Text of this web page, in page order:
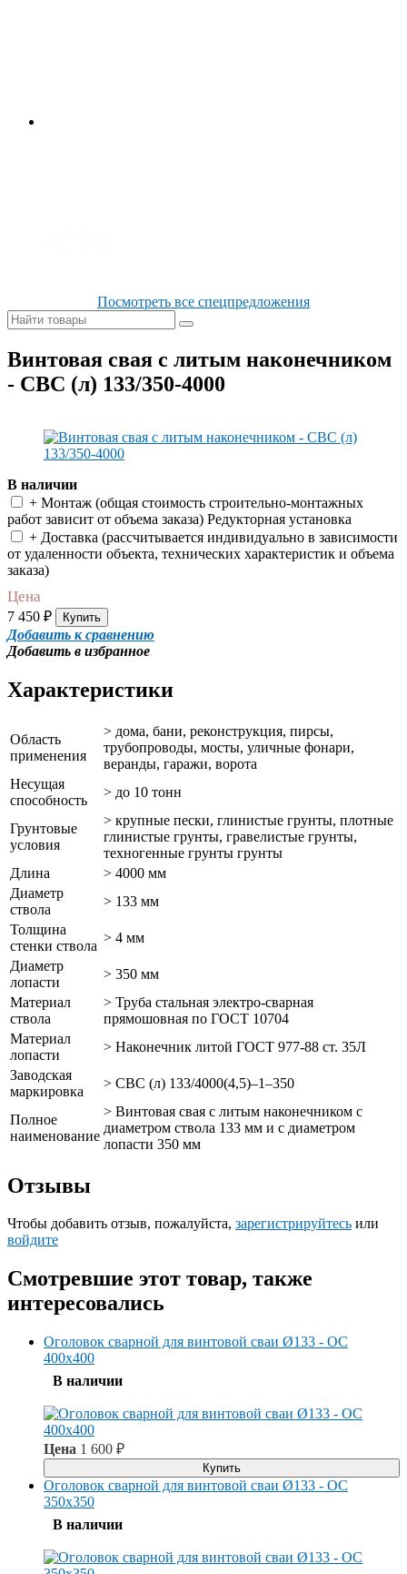
Посмотреть все спецпредложения
Винтовая свая с литым наконечником
- СВС (л) 133/350-4000
В наличии
+ Монтаж (общая cтоимость строительно-монтажных
работ зависит от объема заказа) Редукторная установка
+ Доставка (рассчитывается индивидуально в зависимости
от удаленности объекта, технических характеристик и объема
заказа)
Цена
7 450 ₽ Купить
Добавить к сравнению
Добавить в избранное
Характеристики
Область
применения
> дома, бани, реконструкция, пирсы,
трубопроводы, мосты, уличные фонари,
веранды, гаражи, ворота
Несущая
способность
> до 10 тонн
Грунтовые
условия
> крупные пески, глинистые грунты, плотные
глинистые грунты, гравелистые грунты,
техногенные грунты грунты
Длина
> 4000 мм
Диаметр
ствола
> 133 мм
Толщина
стенки ствола
> 4 мм
Диаметр
лопасти
> 350 мм
Материал
ствола
> Труба стальная электро-сварная
прямошовная по ГОСТ 10704
Материал
лопасти
> Наконечник литой ГОСТ 977-88 ст. 35Л
Заводская
маркировка
> СВС (л) 133/4000(4,5)–1–350
Полное
наименование
> Винтовая свая с литым наконечником с
диаметром ствола 133 мм и с диаметром
лопасти 350 мм
Отзывы
Чтобы добавить отзыв, пожалуйста, зарегистрируйтесь или
войдите
Смотревшие этот товар, также
интересовались
Оголовок сварной для винтовой сваи Ø133 - ОС
400x400
В наличии
Цена 1 600 ₽
Купить
Оголовок сварной для винтовой сваи Ø133 - ОС
350x350
В наличии